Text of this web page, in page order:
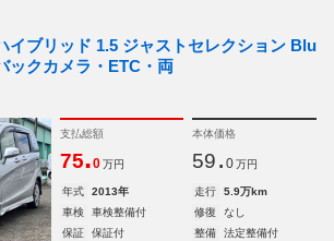
イブリッド 1.5 ジャストセレクション Blu
ックカメラ・ETC・両
支払総額
75.0 万円
本体価格
59. 0 万円
年式 2013年 走行
5.9万km
車検
車検整備付 修復
なし
保証
保証付 整備
法定整備付